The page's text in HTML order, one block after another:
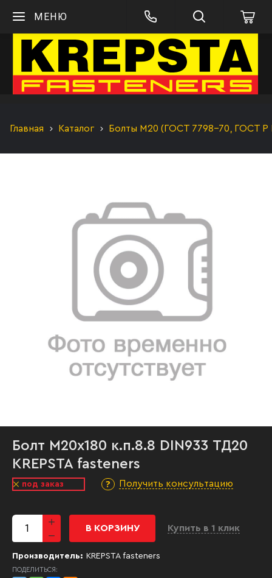
МЕНЮ
Главная Каталог Болты М20 (ГОСТ 7798-70, ГОСТ Р
Болт М20х180 к.п.8.8 DIN933 ТД20
KREPSTA fasteners
под заказ Получить консультацию
В КОРЗИНУ Купить в 1 клик
Производитель: KREPSTA fasteners
ПОДЕЛИТЬСЯ: